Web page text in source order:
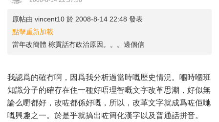
原帖由 vincent10 於 2008-8-14 22:48 發表
點擊重新加載
當年改簡體 棕貢話冇政治原因。。。邊個信
我認爲的確冇啊，因爲我分析過當時嘅歷史情況。嗰時嗰班
知識分子的確存在住一種好唔理智嘅文字改革思潮，好似無
論么嘢都好，改咗都係好嘅，所以，改革文字就成爲咗佢哋
嘅興趣之一。於是乎就搞出咗簡化漢字以及普通話拼音。